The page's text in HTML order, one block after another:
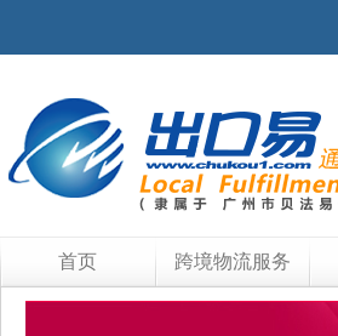
首页 跨境物流服务